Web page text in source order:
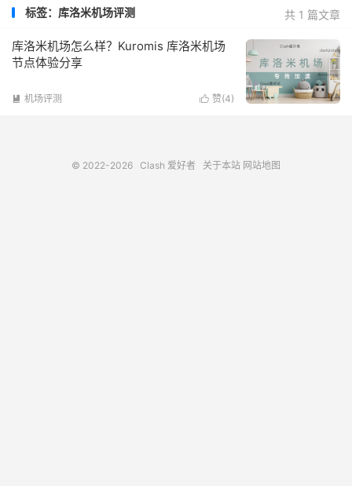
共 1 篇文章
标签：库洛米机场评测
库洛米机场怎么样？Kuromis 库洛米机场
节点体验分享
 赞(4)
 机场评测
© 2022-2026 Clash 爱好者 关于本站 网站地图